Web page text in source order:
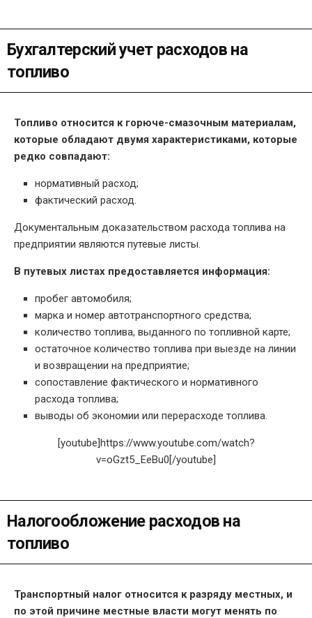
Бухгалтерский учет расходов на
топливо
Топливо относится к горюче-смазочным материалам,
которые обладают двумя характеристиками, которые
редко совпадают:
нормативный расход;
фактический расход.
Документальным доказательством расхода топлива на
предприятии являются путевые листы.
В путевых листах предоставляется информация:
пробег автомобиля;
марка и номер автотранспортного средства;
количество топлива, выданного по топливной карте;
остаточное количество топлива при выезде на линии
и возвращении на предприятие;
сопоставление фактического и нормативного
расхода топлива;
выводы об экономии или перерасходе топлива.
[youtube]https://www.youtube.com/watch?
v=oGzt5_EeBu0[/youtube]
Налогообложение расходов на
топливо
Транспортный налог относится к разряду местных, и
по этой причине местные власти могут менять по